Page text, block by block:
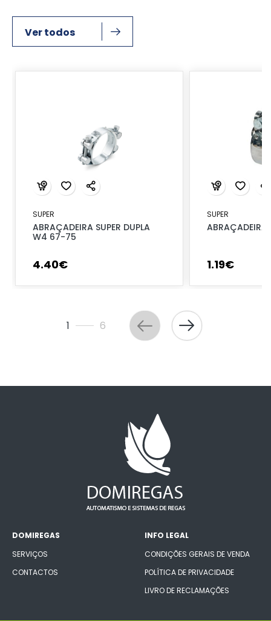
Ver todos
SUPER
ABRAÇADEIRA SUPER DUPLA
W4 67-75
4.40€
SUPER
ABRAÇADEIRA
1.19€
1 6
DOMIREGAS
SERVIÇOS
CONTACTOS
INFO LEGAL
CONDIÇÕES GERAIS DE VENDA
POLÍTICA DE PRIVACIDADE
LIVRO DE RECLAMAÇÕES